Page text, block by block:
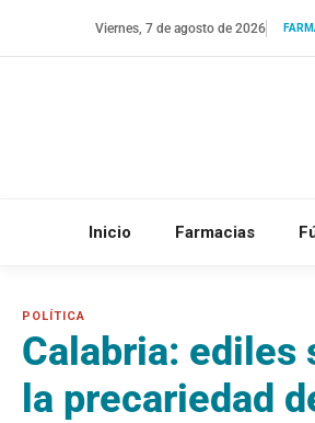
Viernes, 7 de agosto de 2026
Inicio Farmacias
Calabria: ediles
la precariedad